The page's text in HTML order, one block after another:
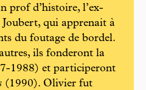
prof d’histoire, l’ex-
qui apprenait à
du foutage de bordel.
ils fonderont la
1988) et participeront
(1990). Olivier fut